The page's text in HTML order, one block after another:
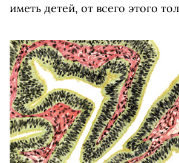
иметь детей, от всего этого